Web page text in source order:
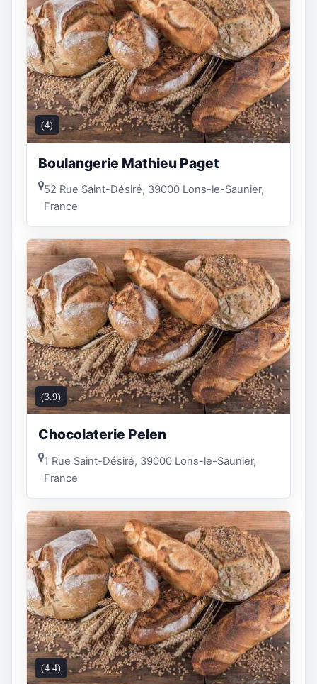
(4)
Boulangerie Mathieu Paget
52 Rue Saint-Désiré, 39000 Lons-le-Saunier,
France
(3.9)
Chocolaterie Pelen
1 Rue Saint-Désiré, 39000 Lons-le-Saunier,
France
(4.4)